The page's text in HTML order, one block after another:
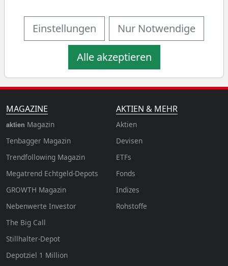
n
MAGAZINE
aktien Magazin
Tenbagger Magazin
Trendfollowing Magazin
Megatrend Echtgeld-Depots
GROWTH Magazin
Nebenwerte Investor
The Big Call
Stillhalter-Depot
Depotziel 1 Million
AKTIEN & MEHR
Aktien
Devisen
ETFs
Fonds
Indizes
Rohstoffe
Einstellungen Nur Notwendige
Alle akzeptieren